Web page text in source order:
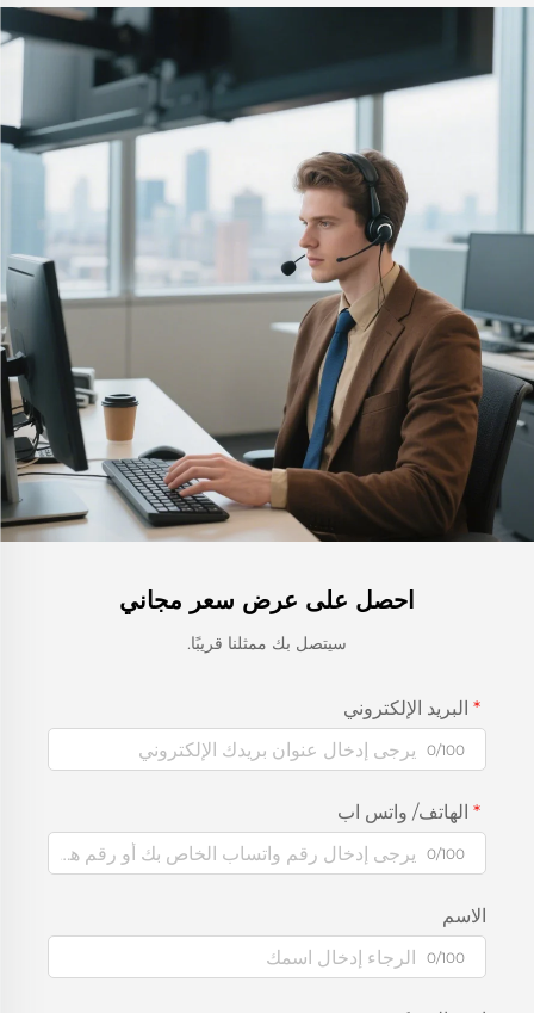
احصل على عرض سعر مجاني
سيتصل بك ممثلنا قريبًا.
البريد الإلكتروني
0/100
الهاتف/ واتس اب
0/100
الاسم
0/100